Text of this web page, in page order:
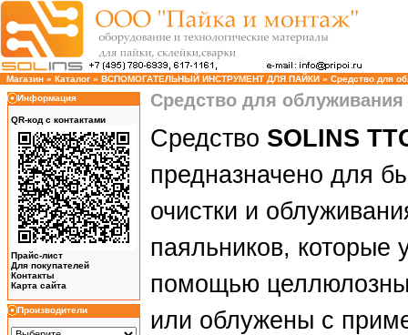
Магазин » Каталог » ВСПОМОГАТЕЛЬНЫЙ ИНСТРУМЕНТ ДЛЯ ПАЙКИ » Средство для
Информация
QR-код с контактами
Прайс-лист
Для покупателей
Контакты
Карта сайта
Производители
Средство для
Средство SOLINS
предназначено для
очистки и
паяльников,
помощью
или облужены с